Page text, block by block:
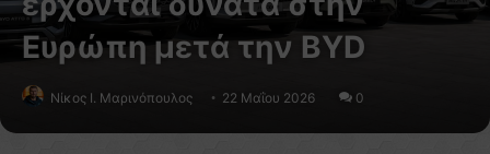
Ευρώπη μετά την BYD
Nίκος Ι. Mαρινόπουλος 22 Μαΐου 2026 0